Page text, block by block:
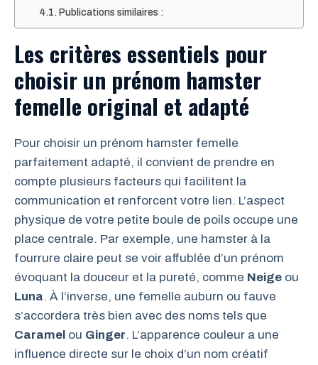
Publications similaires :
Les critères essentiels pour
choisir un prénom hamster
femelle original et adapté
Pour choisir un prénom hamster femelle
parfaitement adapté, il convient de prendre en
compte plusieurs facteurs qui facilitent la
communication et renforcent votre lien. L’aspect
physique de votre petite boule de poils occupe une
place centrale. Par exemple, une hamster à la
fourrure claire peut se voir affublée d’un prénom
évoquant la douceur et la pureté, comme Neige ou
Luna. À l’inverse, une femelle auburn ou fauve
s’accordera très bien avec des noms tels que
Caramel ou Ginger. L’apparence couleur a une
influence directe sur le choix d’un nom créatif